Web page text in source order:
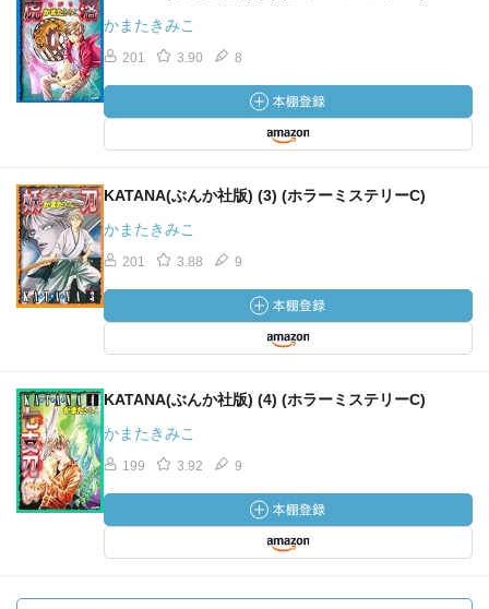
かまたきみこ
201 3.90 8
KATANA(ぶんか社版) (3) (ホラーミステリーC)
かまたきみこ
201 3.88 9
KATANA(ぶんか社版) (4) (ホラーミステリーC)
かまたきみこ
199 3.92 9